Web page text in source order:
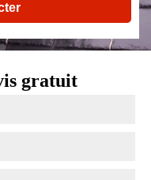
gratuit